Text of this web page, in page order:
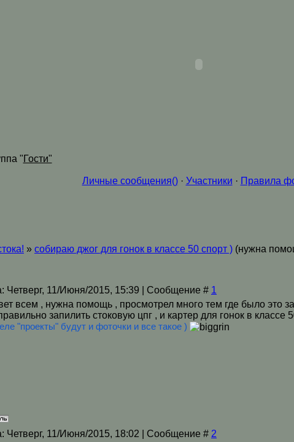
"Гости"
Личные сообщения()· Участники · Правила
» собираю джог для гонок в классе 50 спорт ) (нужна
Четверг, 11/Июня/2015, 15:39 | Сообщение # 1
всем , нужна помощь , просмотрел много тем где было это
запилить стоковую цпг , и картер для гонок в классе
"проекты" будут и фоточки и все такое )
Четверг, 11/Июня/2015, 18:02 | Сообщение # 2